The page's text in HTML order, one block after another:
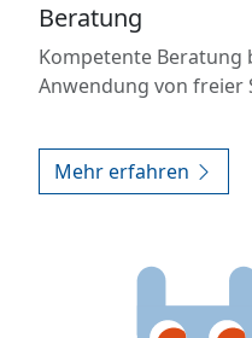
Beratung
Kompetente Beratung
Anwendung von freier
Mehr erfahren